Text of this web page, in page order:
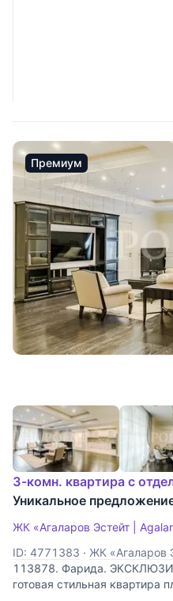
Премиум
3-комн. квартира с
Уникальное
ЖК «Агаларов Эстейт |
ID: 4771383 · ЖК «Агаларов
113878. Фарида.
готовая стильная